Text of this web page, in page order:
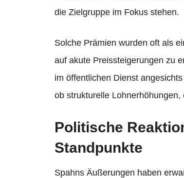
die Zielgruppe im Fokus stehen.
Solche Prämien wurden oft als
auf akute Preissteigerungen zu
im öffentlichen Dienst
ob strukturelle
Politische
Standpunkte
Spahns Äußerungen haben